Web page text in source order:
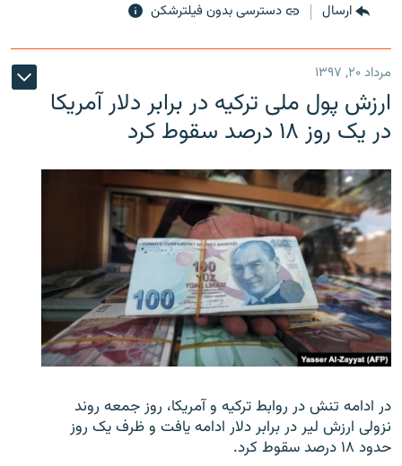
ارسال دسترسی بدون فیلترشکن
مرداد ۲۰, ۱۳۹۷
ارزش پول ملی ترکیه در برابر دلار آمریکا
در یک روز ۱۸ درصد سقوط کرد
در ادامه تنش در روابط ترکیه و آمریکا، روز جمعه روند
نزولی ارزش لیر در برابر دلار ادامه یافت و ظرف یک روز
حدود ۱۸ درصد سقوط کرد.